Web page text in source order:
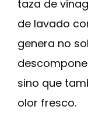
taza de
de lavado
genera no
sino que
olor fresco.